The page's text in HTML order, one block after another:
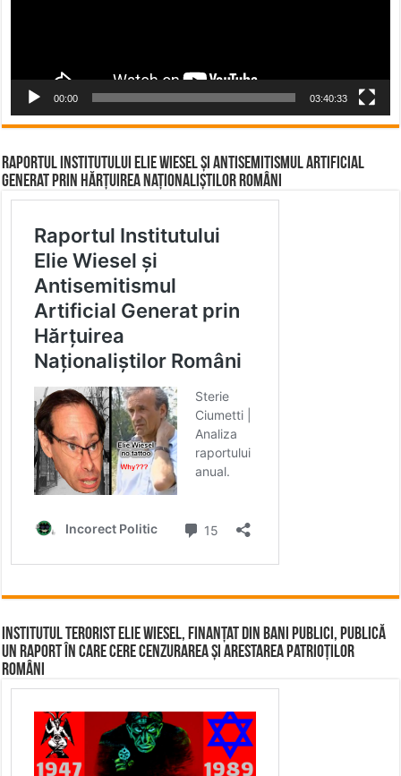
00:00 03:40:33
Raportul Institutului Elie Wiesel și Antisemitismul Artificial
Generat prin Hărțuirea Naționaliștilor Români
Institutul terorist Elie Wiesel, finanțat din bani publici, publică
un raport în care cere cenzurarea și arestarea patrioților
români